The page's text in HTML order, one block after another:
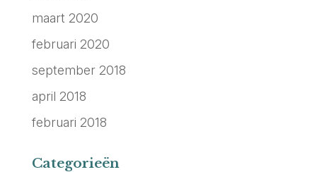
maart 2020
februari 2020
september 2018
april 2018
februari 2018
Categorieën